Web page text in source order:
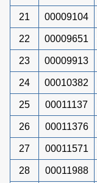
21 00009104
22 00009651
23 00009913
24 00010382
25 00011137
26 00011376
27 00011571
28 00011988